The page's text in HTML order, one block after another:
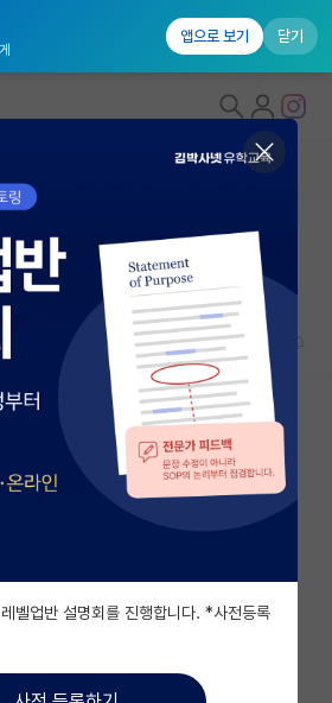
앱으로 보기 닫기
랩)
기 게시판
센터 계약직 연구직 채용(기간한
감일: 2026년 07월 13일
벨업반 설명회를 진행합니다. *사전등록